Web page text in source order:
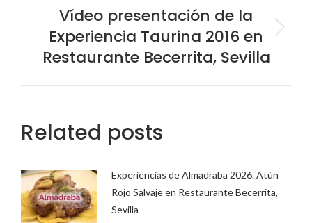
Publicación
siguiente:
Vídeo presentación de la
Experiencia Taurina 2016 en
Restaurante Becerrita, Sevilla
Related posts
Experiencias de Almadraba 2026. Atún
Rojo Salvaje en Restaurante Becerrita,
Sevilla